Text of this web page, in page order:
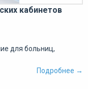
кабинетов
для больниц,
Подробнее →